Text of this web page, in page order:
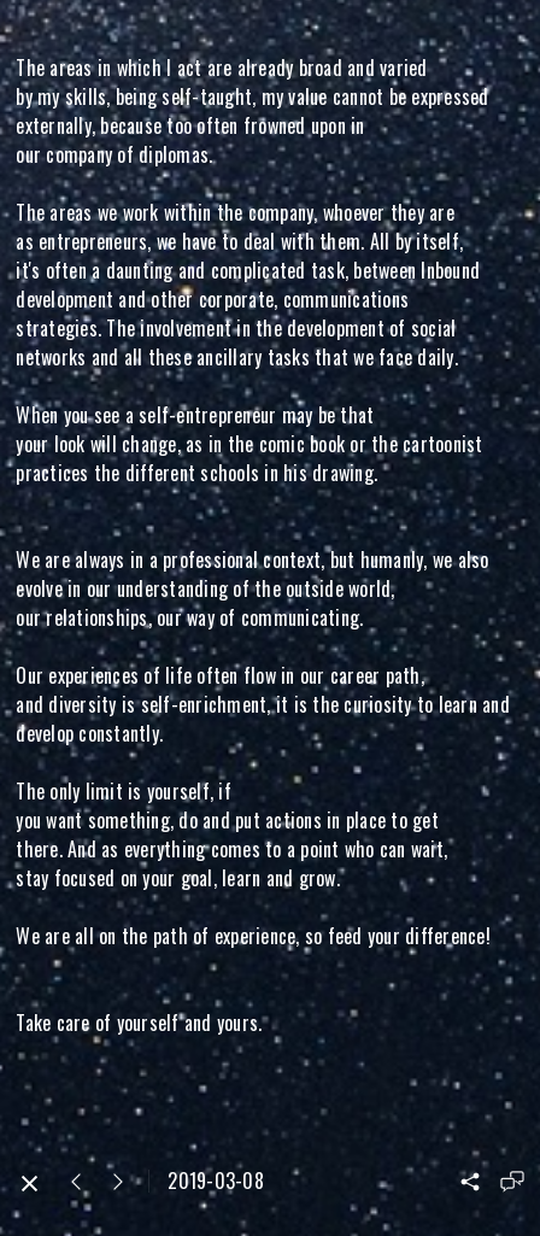
The areas in which I act are already broad and varied
by my skills, being self-taught, my value cannot be expressed
externally, because too often frowned upon in
our company of diplomas.
The areas we work within the company, whoever they are
as entrepreneurs, we have to deal with them. All by itself,
it's often a daunting and complicated task, between Inbound
development and other corporate, communications
strategies. The involvement in the development of social
networks and all these ancillary tasks that we face daily.
When you see a self-entrepreneur may be that
your look will change, as in the comic book or the cartoonist
practices the different schools in his drawing.
We are always in a professional context, but humanly, we also
evolve in our understanding of the outside world,
our relationships, our way of communicating.
Our experiences of life often flow in our career path,
and diversity is self-enrichment, it is the curiosity to learn and
develop constantly.
The only limit is yourself, if
you want something, do and put actions in place to get
there. And as everything comes to a point who can wait,
stay focused on your goal, learn and grow.
We are all on the path of experience, so feed your difference!
Take care of yourself and yours.
2019-03-08